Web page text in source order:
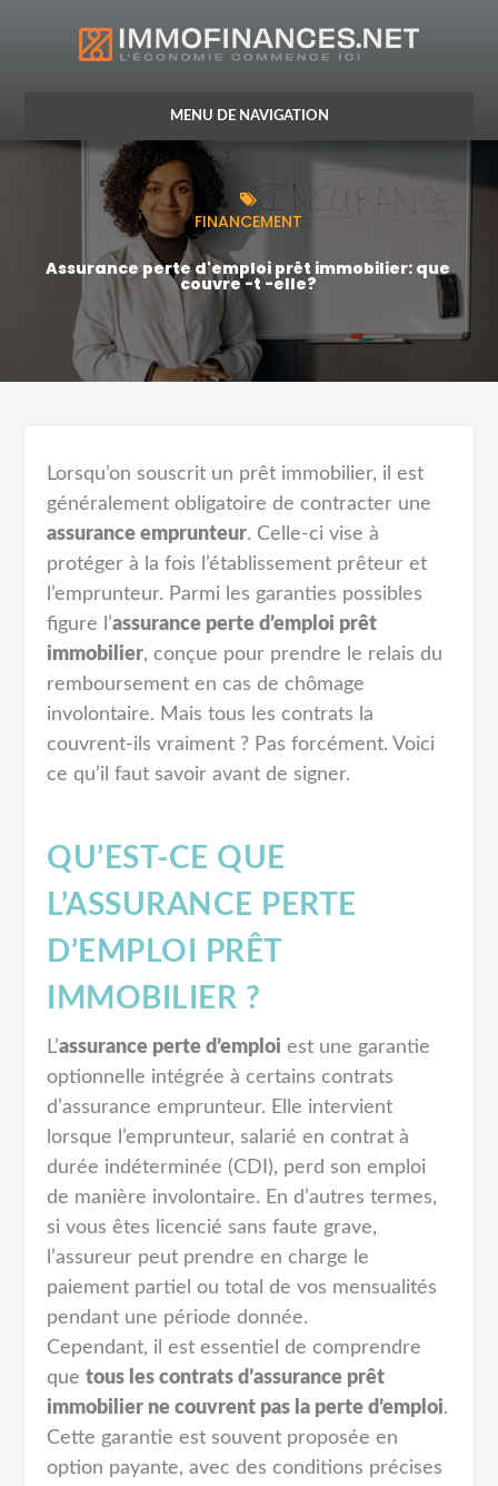
VIE DU CRÉDIT
ASSURANCE
OPTIMISATION FISCALE
Assurance perte d'emploi prêt immobilier: que
couvre -t -elle?
FINANCEMENT
Lorsqu’on souscrit un prêt immobilier, il est
généralement obligatoire de contracter une
assurance emprunteur. Celle-ci vise à
protéger à la fois l’établissement prêteur et
l’emprunteur. Parmi les garanties possibles
figure l’assurance perte d’emploi prêt
immobilier, conçue pour prendre le relais du
remboursement en cas de chômage
involontaire. Mais tous les contrats la
couvrent-ils vraiment ? Pas forcément. Voici
ce qu’il faut savoir avant de signer.
QU’EST-CE QUE
L’ASSURANCE PERTE
D’EMPLOI PRÊT
IMMOBILIER ?
L’assurance perte d’emploi est une garantie
optionnelle intégrée à certains contrats
d’assurance emprunteur. Elle intervient
lorsque l’emprunteur, salarié en contrat à
durée indéterminée (CDI), perd son emploi
de manière involontaire. En d’autres termes,
si vous êtes licencié sans faute grave,
l’assureur peut prendre en charge le
paiement partiel ou total de vos mensualités
pendant une période donnée.
Cependant, il est essentiel de comprendre
quetous les contrats d’assurance prêt
immobilier ne couvrent pas la perte d’emploi.
Cette garantie est souvent proposée en
option payante, avec des conditions précises